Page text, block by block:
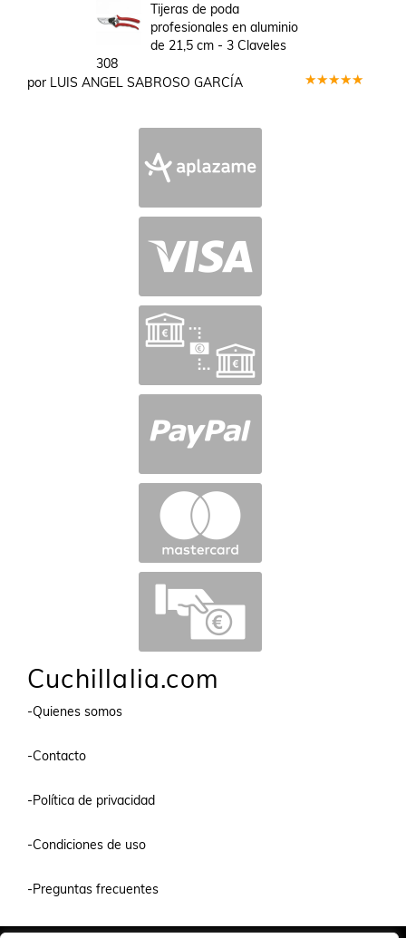
Tijeras de poda
profesionales en aluminio
de 21,5 cm - 3 Claveles
308
por LUIS ANGEL SABROSO GARCÍA
Cuchillalia.com
-Quienes somos
-Contacto
-Política de privacidad
-Condiciones de uso
-Preguntas frecuentes